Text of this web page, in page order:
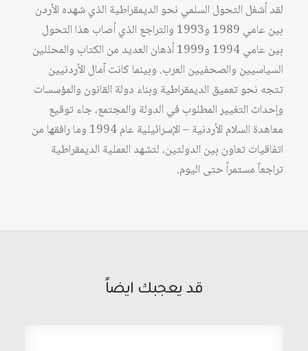
لقد أشغل التحول السلمي نحو الديمقراطية الذي شهده الأردن
بين عامي 1989 و1993 والتراجع الذي أصاب هذا التحول
بين عامي 1994 و1999 أذهان العديد من الكتاب والمحللين
السياسيين والصحفيين العرب. وبينما كانت آمال الأردنيين
تتجه نحو تعميق الديمقراطية وبناء دولة القانون والمؤسسات
وإحداث التغيير المطلوب في الدولة والمجتمع، جاء توقيع
معاهدة السلام الأردنية – الإسرائيلية عام 1994 وما رافقها من
اتفاقيات تعاون بين الدولتين، لتشهد العملية الديمقراطية
تراجعاً مستمراً حتى اليوم.
قد يعجبك ايضاً